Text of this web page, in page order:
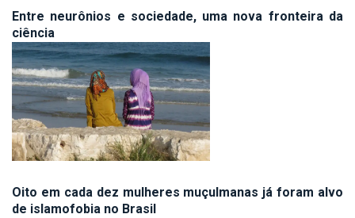
Entre neurônios e sociedade, uma nova fronteira da
ciência
Oito em cada dez mulheres muçulmanas já foram alvo
de islamofobia no Brasil